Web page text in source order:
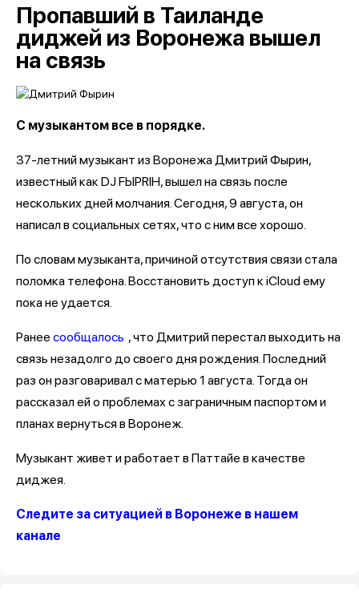
Пропавший в Таиланде
диджей из Воронежа вышел
на связь
С музыкантом все в порядке.
37-летний музыкант из Воронежа Дмитрий Фырин,
известный как DJ FЫРRIН, вышел на связь после
нескольких дней молчания. Сегодня, 9 августа, он
написал в социальных сетях, что с ним все хорошо.
По словам музыканта, причиной отсутствия связи стала
поломка телефона. Восстановить доступ к iCloud ему
пока не удается.
Ранее сообщалось , что Дмитрий перестал выходить на
связь незадолго до своего дня рождения. Последний
раз он разговаривал с матерью 1 августа. Тогда он
рассказал ей о проблемах с заграничным паспортом и
планах вернуться в Воронеж.
Музыкант живет и работает в Паттайе в качестве
диджея.
Следите за ситуацией в Воронеже в нашем
канале